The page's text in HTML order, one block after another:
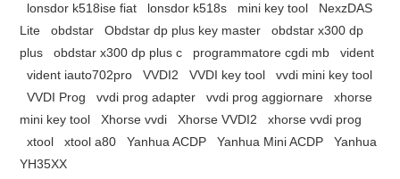
lonsdor k518ise fiat
lonsdor k518s mini key tool
NexzDAS
Lite
obdstar Obdstar dp plus key master
obdstar x300 dp
plus
obdstar x300 dp plus c programmatore cgdi mb
vident
vident iauto702pro
VVDI2 VVDI key tool
vvdi mini key tool
VVDI Prog
vvdi prog adapter vvdi prog aggiornare
xhorse
mini key tool
Xhorse vvdi Xhorse VVDI2
xhorse vvdi prog
xtool
xtool a80 Yanhua ACDP Yanhua Mini ACDP
Yanhua
YH35XX